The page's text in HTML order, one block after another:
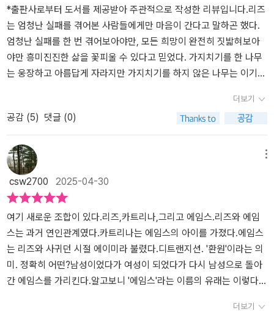
나는 동성애자, 트랜스젠더 등에 관해 별 관심이 없다. 주변에 눈에 띄
는 성소수자도 없다. 만일 있다면? 당연히 똑 같은 대우를 하겠다. 안
할 이유가 없으니까. 물론 속으로 조금 궁금한 게 있겠지. 그래도 하나
의 질문 없이 그들과 일상의 관계를 만들 수 있을 것 같다. 내가 아무
리 자연스럽게 그들을 대한다 해도, 나도 모르게 언어나 행동에서 자
지는 나도 어찌 할 수 없다. 그저 솔직하게 말해주기를 바랄 수밖에.
더 이상은 없다. 그들에게 신경쓰지 않는 것이 최대로 배려하는 것이
라고 믿는다는 뜻이다. 하지만 성소수자들은, 당연하게 많이 예민할
것이다. 다수자들이라면 아주 사소해 모른 척하고 지나칠 것에도 상
처를 입을 수 있다. 그러면 어떡하지? 모르겠다. 다수자들은 내 옆, 주
위의 사람들도 당연히 다수자일 것으로 생각한다. 그래서 말과 행동
에 별 주의를 기울이지 않는다. 혹시 말할 수도 있겠지. 먼저 자신이
소수자라고 밝히면 더 세심하게 말하고 행동하겠다고. 하지만 이럴
때마다 일일이 커밍아웃하는 소수자도, 그걸 듣고 언행에 조심하는
것도 사실 좀 웃기다. 인종이나 젠더의 경우라면 탁 보는 순간 일종의
규범, 언행의 범위를 결정할 수 있어 자연스레 조절할 수 있으나, 다수
자 입장에서 눈치채기 아주 어려운 성 소수자 배려는 그래 더 힘든 것
*출판사로부터 도서를 제공받아 주관적으로 작성한 리뷰입니다.리즈
는 엄청난 실패를 겪어본 사람들에게만 마음이 간다고 말하곤 했다.
엄청난 실패를 한 번 겪어보아야만, 모든 희망이 완전히 짓밟혀보아
야만 흥미진진한 삶을 꽃피울 수 있다고 믿었다. 가지치기를 한 나무
는 웅장하고 아름답게 자라지만 가지치기를 하지 않은 나무는 이기적
라는 것처럼. 에이미와 헤어지고 난 뒤에야 리즈는 어쩌면 에이미야
말로 자신의 삶에서 가장 큰 실패였을지도 모른다는 생각을 하게 되
었다. p.255트랜스젠더 여성 리즈는 항상 엄마가 되고 싶었
다. 엄마가 된다면 외로움과 결핍으로부터 벗어날 수 있을 것 같았고,
자연스럽게 배어나던 여성성을 마침내 가질 수 있을 것 같았기 때문
이다. 그래서 항상 아이를 키우고 싶다는 열망이 있었지만, 현실적으
로 불가능한 일이었다. 삼 년 전 리즈는 에이미라는 이름의 트랜스 여
성과 레즈비언 커플로 지냈다. 에이미는 IT 업계에 괜찮은 직장이 있
었고, 리즈는 그녀와 함께 트랜스 여성으로서 가능하다고 생각했던
가정을 꾸리는 데 상당히 근접했다. 하지만 이제 리즈는 삼십대 중반
으로 접어 들었고, 다시 미래 없는 삶을 살고 있는 중이다. 리즈와 연
인이었던 에이미는 육 년 동안 에스트로겐 주사를 맞으면서 테스토스
더보기
공감 (5) 댓글 (0)
csw2700 2025-04-30
여기 새로운 조합이 있다.​리즈,카트리나,그리고 에임스.​리즈와 에임
스는 과거 연인관계였다.카트리나는 에임스의 아이를 가졌다.에임스
는 리즈와 사귀던 시절 에이미라 불렸다.​디트랜지션. '환원'이라는 의
미. 정확히 어떤?남성이었다가 여성이 되었다가 다시 남성으로 돌아
간 에임스를 가리킨다.알고보니 '에임스'라는 이름의 유래는 이렇다.
더보기